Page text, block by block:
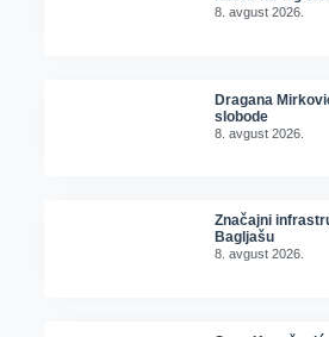
8. avgust 2026.
Dragana
slobode
8. avgust 2026.
Značajni
Bagljašu
8. avgust 2026.